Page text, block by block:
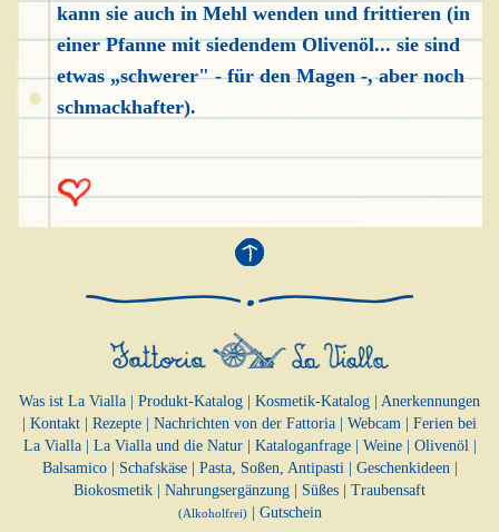
kann sie auch in Mehl wenden und frittieren (in
einer Pfanne mit siedendem Olivenöl... sie sind
etwas „schwerer" - für den Magen -, aber noch
schmackhafter).
Was ist La Vialla Produkt-Katalog Kosmetik-Katalog
Anerkennungen
Kontakt Rezepte Nachrichten von der Fattoria Webcam
Ferien bei
La Vialla| La Vialla und die Natur| Kataloganfrage| Weine| Olivenöl|
Balsamico| Schafskäse| Pasta, Soßen, Antipasti| Geschenkideen|
Biokosmetik
Nahrungsergänzung Süßes Traubensaft
(Alkoholfrei)| Gutschein